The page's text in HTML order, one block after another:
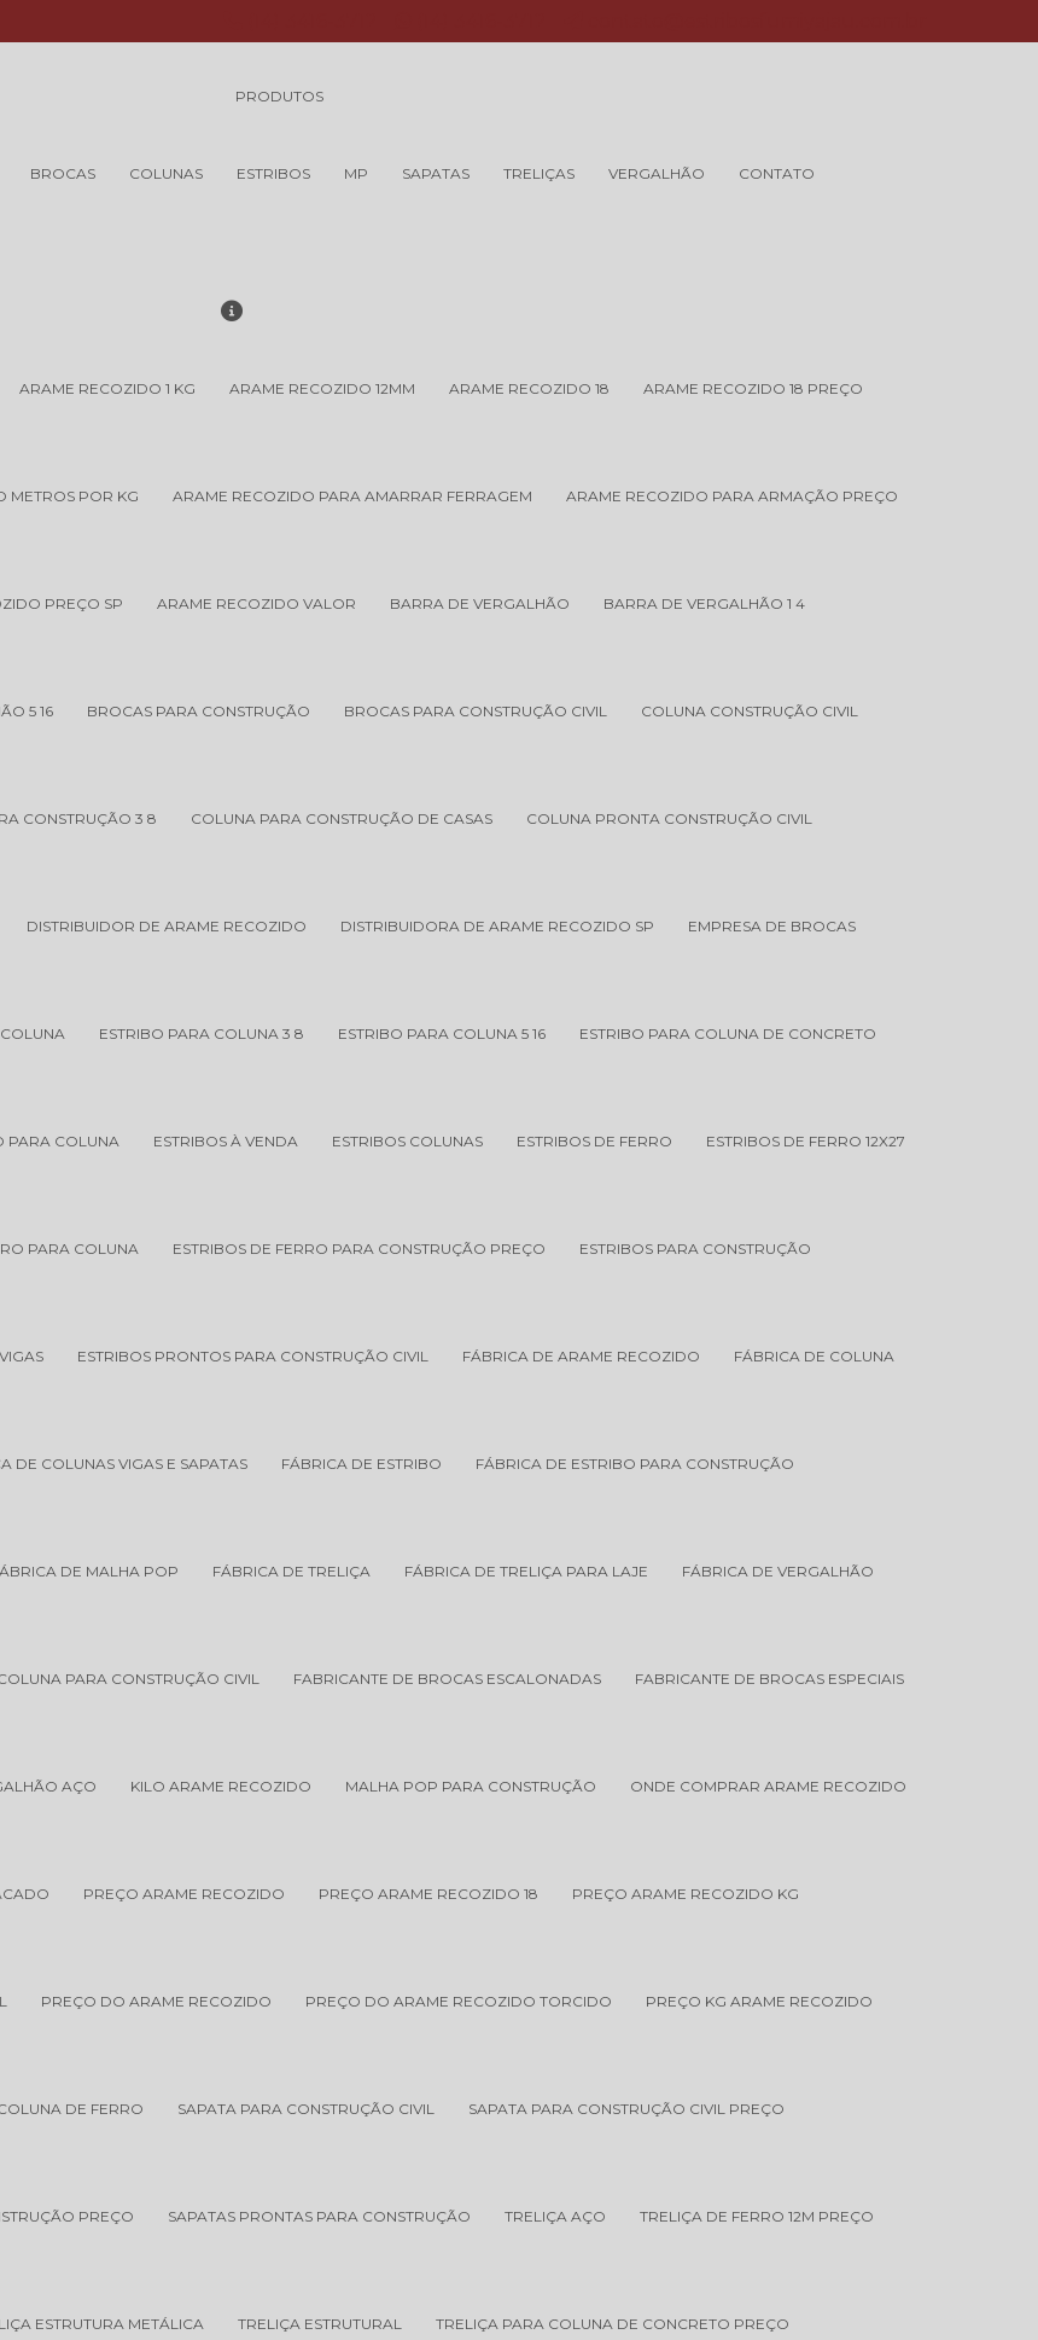
PRODUTOS
BROCAS COLUNAS ESTRIBOS MP SAPATAS TRELIÇAS VERGALHÃO CONTATO
ARAME RECOZIDO 1 KG ARAME RECOZIDO 12MM ARAME RECOZIDO 18 ARAME RECOZIDO 18 PREÇO
METROS POR KG ARAME RECOZIDO PARA AMARRAR FERRAGEM ARAME RECOZIDO PARA ARMAÇÃO PREÇO
PREÇO SP ARAME RECOZIDO VALOR BARRA DE VERGALHÃO BARRA DE VERGALHÃO 1 4
5 16 BROCAS PARA CONSTRUÇÃO BROCAS PARA CONSTRUÇÃO CIVIL COLUNA CONSTRUÇÃO CIVIL
CONSTRUÇÃO 3 8 COLUNA PARA CONSTRUÇÃO DE CASAS COLUNA PRONTA CONSTRUÇÃO CIVIL
DISTRIBUIDOR DE ARAME RECOZIDO DISTRIBUIDORA DE ARAME RECOZIDO SP EMPRESA DE BROCAS
ESTRIBO PARA COLUNA 3 8 ESTRIBO PARA COLUNA 5 16 ESTRIBO PARA COLUNA DE CONCRETO
PARA COLUNA ESTRIBOS À VENDA ESTRIBOS COLUNAS ESTRIBOS DE FERRO ESTRIBOS DE FERRO 12X27
PARA COLUNA ESTRIBOS DE FERRO PARA CONSTRUÇÃO PREÇO ESTRIBOS PARA CONSTRUÇÃO
ESTRIBOS PRONTOS PARA CONSTRUÇÃO CIVIL FÁBRICA DE ARAME RECOZIDO FÁBRICA DE COLUNA
DE COLUNAS VIGAS E SAPATAS FÁBRICA DE ESTRIBO FÁBRICA DE ESTRIBO PARA CONSTRUÇÃO
DE MALHA POP FÁBRICA DE TRELIÇA FÁBRICA DE TRELIÇA PARA LAJE FÁBRICA DE VERGALHÃO
PARA CONSTRUÇÃO CIVIL FABRICANTE DE BROCAS ESCALONADAS FABRICANTE DE BROCAS ESPECIAIS
AÇO KILO ARAME RECOZIDO MALHA POP PARA CONSTRUÇÃO ONDE COMPRAR ARAME RECOZIDO
PREÇO ARAME RECOZIDO PREÇO ARAME RECOZIDO 18 PREÇO ARAME RECOZIDO KG
PREÇO DO ARAME RECOZIDO PREÇO DO ARAME RECOZIDO TORCIDO PREÇO KG ARAME RECOZIDO
DE FERRO SAPATA PARA CONSTRUÇÃO CIVIL SAPATA PARA CONSTRUÇÃO CIVIL PREÇO
PREÇO SAPATAS PRONTAS PARA CONSTRUÇÃO TRELIÇA AÇO TRELIÇA DE FERRO 12M PREÇO
ESTRUTURA METÁLICA TRELIÇA ESTRUTURAL TRELIÇA PARA COLUNA DE CONCRETO PREÇO